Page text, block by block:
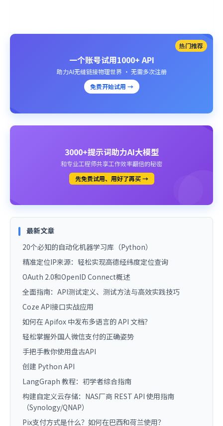
热门推荐
一个账号试用1000+ API
助力AI无缝链接物理世界 · 无需多次注册
免费开始试用 →
3000+提示词助力AI大模型
和专业工程师共享工作效率翻倍的秘密
先免费试用、用好了再买 →
最新文章
20个必知的自动化机器学习库（Python）
精准定位IP来源：轻松实现高德经纬度定位查询
OAuth 2.0和OpenID Connect概述
全面指南：API测试定义、测试方法与高效实践技巧
Coze API接口实战应用
如何在 Apifox 中发布多语言的 API 文档？
轻松掌握外国人微信支付的正确姿势
手把手教你使用盘古API
创建 Python API
LangGraph 教程：初学者综合指南
构建自定义云存储：NAS厂商 REST API 使用指南
（Synology/QNAP）
Pix支付方式是什么？如何在巴西和荷兰使用？